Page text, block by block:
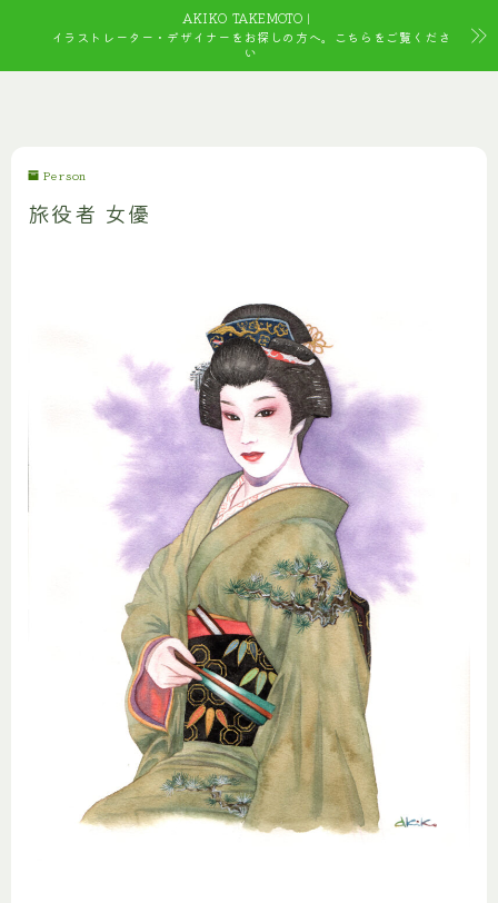
AKIKO TAKEMOTO｜
イラストレーター・デザイナーをお探しの方へ。こちらをご覧くださ
い
Person
旅役者 女優